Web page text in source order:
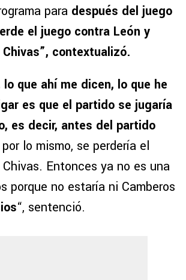
para después del juego
el juego contra León y
contextualizó.
lo que ahí me dicen, lo que he
es que el partido se jugaría
es decir, antes del partido
lo mismo, se perdería el
Entonces ya no es una
porque no estaría ni Camberos
“, sentenció.